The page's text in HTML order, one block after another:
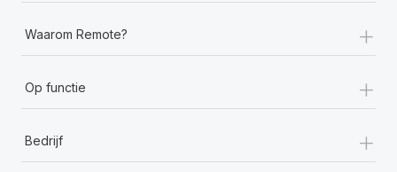
Waarom Remote? +
Op functie +
Bedrijf +